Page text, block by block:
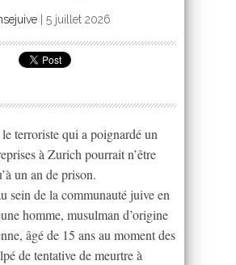
5 juillet 2026
terroriste qui a poignardé un
à Zurich pourrait n’être
un an de prison.
sein de la communauté juive en
homme, musulman d’origine
âgé de 15 ans au moment des
de tentative de meurtre à